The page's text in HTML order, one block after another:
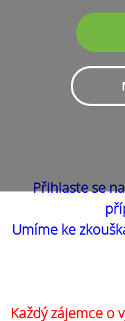
Přihlaste se
Umíme ke
Každý zájemce o